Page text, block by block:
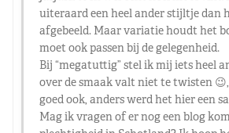
uiteraard een heel ander stijltje dan
afgebeeld. Maar variatie houdt het
moet ook passen bij de gelegenheid.
Bij “megatuttig” stel ik mij iets heel
over de smaak valt niet te twisten
goed ook, anders werd het hier een
Mag ik vragen of er nog een blog